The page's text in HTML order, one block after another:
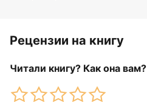
Рецензии на книгу
Читали книгу? Как она вам?